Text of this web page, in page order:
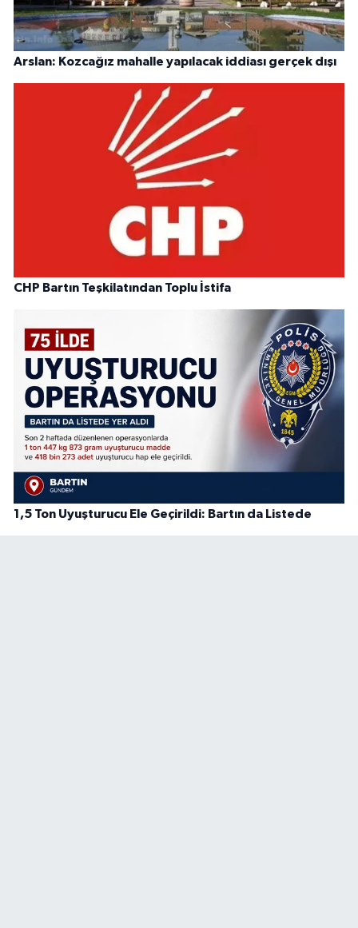
Arslan: Kozcağız mahalle yapılacak iddiası gerçek dışı
CHP Bartın Teşkilatından Toplu İstifa
1,5 Ton Uyuşturucu Ele Geçirildi: Bartın da Listede